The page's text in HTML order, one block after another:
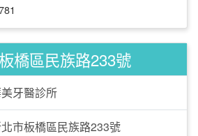
橋區民族路233號
牙醫診所
市板橋區民族路233號